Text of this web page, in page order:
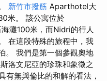
新竹市撥筋 Aparthotel大
米。 該公寓位於
灘100米，而Nidri的行人
在這段特殊的旅程中，我
。 我們是第一個參觀奧地
洛文尼亞的珍珠和象徵之
有無與倫比的和解的看法，